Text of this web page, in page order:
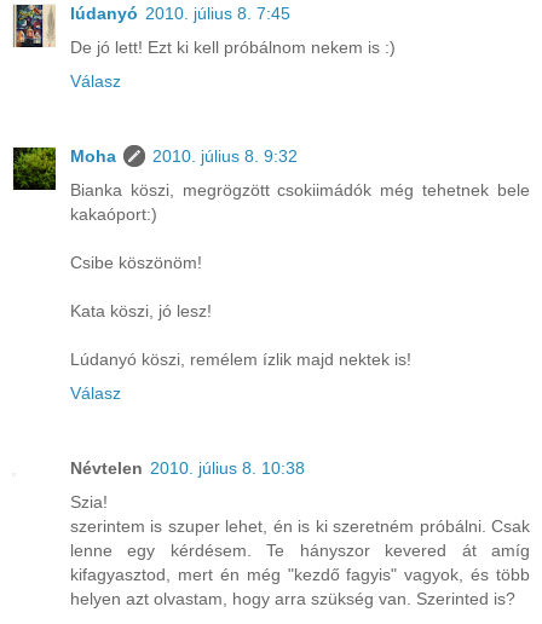
lúdanyó 2010. július 8. 7:45
De jó lett! Ezt ki kell próbálnom nekem is :)
Válasz
Moha
2010. július 8. 9:32
Bianka köszi, megrögzött csokiimádók még tehetnek bele
kakaóport:)
Csibe köszönöm!
Kata köszi, jó lesz!
Lúdanyó köszi, remélem ízlik majd nektek is!
Válasz
Névtelen 2010. július 8. 10:38
Szia!
szerintem is szuper lehet, én is ki szeretném próbálni. Csak
lenne egy kérdésem. Te hányszor kevered át amíg
kifagyasztod, mert én még "kezdő fagyis" vagyok, és több
helyen azt olvastam, hogy arra szükség van. Szerinted is?